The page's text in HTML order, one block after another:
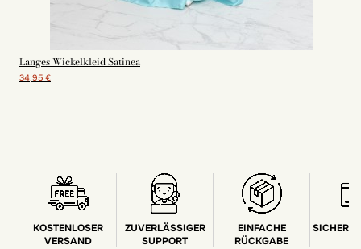
Langes Wickelkleid Satinea
34,95 €
KOSTENLOSER
VERSAND
ZUVERLÄSSIGER
SUPPORT
EINFACHE
RÜCKGABE
SICHERE